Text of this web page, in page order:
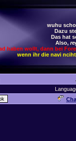
wuhu
Dazu
Das hat
Also,
haben wollt, dann bei
wenn ihr die navi